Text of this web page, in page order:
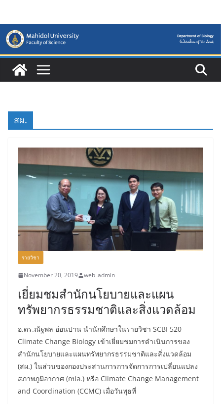
content
สผ.
รายวิชา
November 20, 2019 web_admin
เยี่ยมชมสำนักนโยบายและแผน
ทรัพยากรธรรมชาติและสิ่งแวดล้อม
อ.ดร.ณัฐพล อ่อนปาน นำนักศึกษาในรายวิชา SCBI 520
Climate Change Biology เข้าเยี่ยมชมการดำเนินการของ
สำนักนโยบายและแผนทรัพยากรธรรมชาติและสิ่งแวดล้อม
(สผ.) ในส่วนของกองประสานการการจัดการการเปลี่ยนแปลง
สภาพภูมิอากาศ (กปอ.) หรือ Climate Change Management
and Coordination (CCMC) เมื่อวันพุธที่